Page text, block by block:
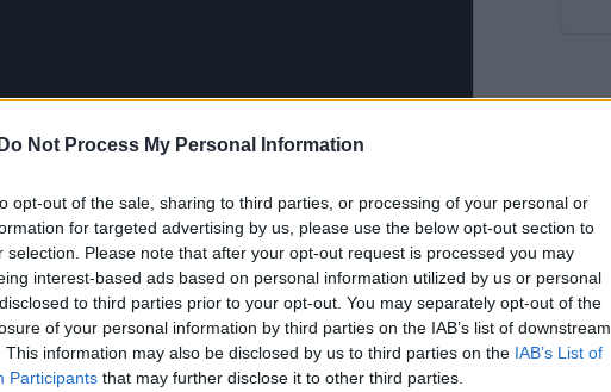
Do Not Process My Personal Information
opt-out of the sale, sharing to third parties, or processing of your personal or
for targeted advertising by us, please use the below opt-out section to
selection. Please note that after your opt-out request is processed you may
interest-based ads based on personal information utilized by us or personal
to third parties prior to your opt-out. You may separately opt-out of the
of your personal information by third parties on the IAB’s list of downstream
This information may also be disclosed by us to third parties on the IAB’s List of
Participants that may further disclose it to other third parties.
frenetici e stressanti, molte persone
conforto. Rivedere film o serie TV amati
è emerso come una vera e propria terapia
studi, il fenomeno delrewatchnon è
ma rappresenta una risposta a esigenze